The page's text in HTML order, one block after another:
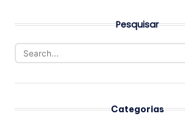
Pesquisar
Categorias